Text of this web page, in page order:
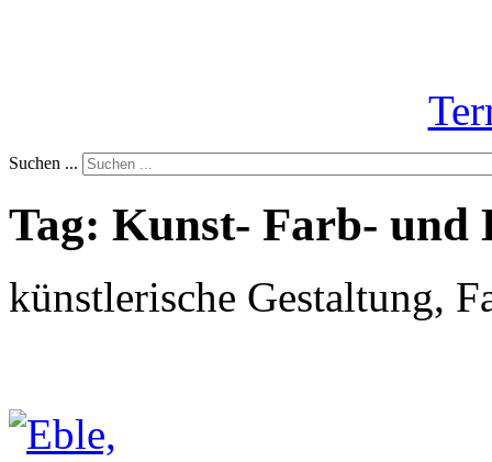
Suchen ...
Tag: Kunst- Farb- und
künstlerische Gestaltung,